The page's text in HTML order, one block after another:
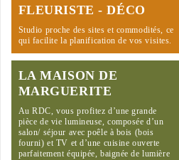
FLEURISTE - DÉCO
Studio proche des sites et commodités, ce
qui facilite la planification de vos visites.
LA MAISON DE
MARGUERITE
Au RDC, vous profitez d’une grande
pièce de vie lumineuse, composée d’un
salon/ séjour avec poêle à bois (bois
fourni) et TV et d’une cuisine ouverte
parfaitement équipée, baignée de lumière